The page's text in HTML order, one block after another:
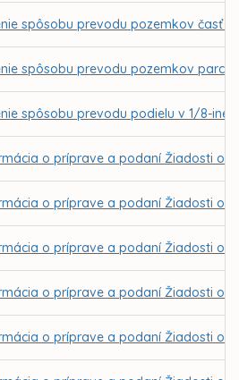
spôsobu prevodu pozemkov časť
spôsobu prevodu pozemkov parc. C
spôsobu prevodu podielu v 1/8-ine
o príprave a podaní Žiadosti o
o príprave a podaní Žiadosti o
o príprave a podaní Žiadosti o
o príprave a podaní Žiadosti o
o príprave a podaní Žiadosti o